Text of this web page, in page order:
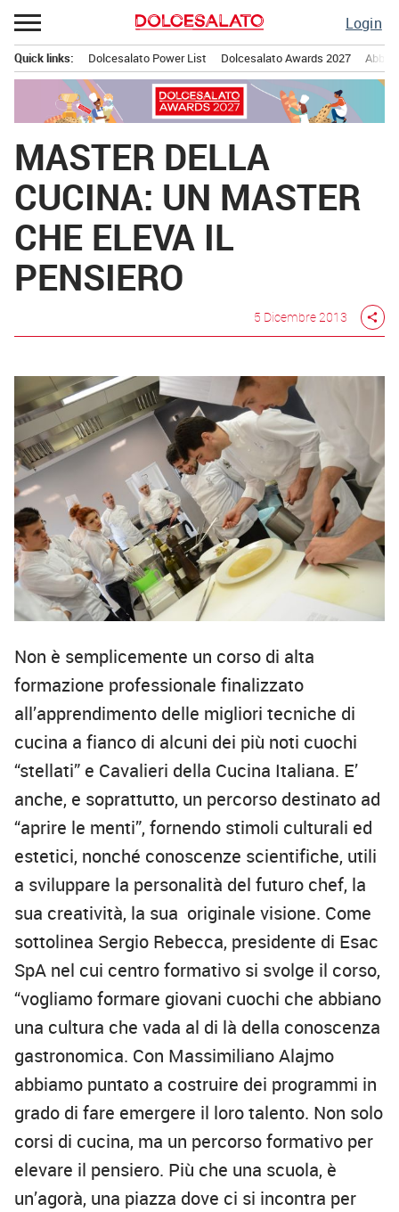
Passa
al
contenuto
Login
principale
Quick links: Dolcesalato Power List Dolcesalato Awards 2027
MASTER DELLA
CUCINA: UN MASTER
CHE ELEVA IL
PENSIERO
5 Dicembre 2013 share
Non è semplicemente un corso di alta
formazione professionale finalizzato
all’apprendimento delle migliori tecniche di
cucina a fianco di alcuni dei più noti cuochi
“stellati” e Cavalieri della Cucina Italiana. E’
anche, e soprattutto, un percorso destinato ad
“aprire le menti”, fornendo stimoli culturali ed
estetici, nonché conoscenze scientifiche, utili
a sviluppare la personalità del futuro chef, la
sua creatività, la sua originale visione. Come
sottolinea Sergio Rebecca, presidente di Esac
SpA nel cui centro formativo si svolge il corso,
“vogliamo formare giovani cuochi che abbiano
una cultura che vada al di là della conoscenza
gastronomica. Con Massimiliano Alajmo
abbiamo puntato a costruire dei programmi in
grado di fare emergere il loro talento. Non solo
corsi di cucina, ma un percorso formativo per
elevare il pensiero. Più che una scuola, è
un’agorà, una piazza dove ci si incontra per